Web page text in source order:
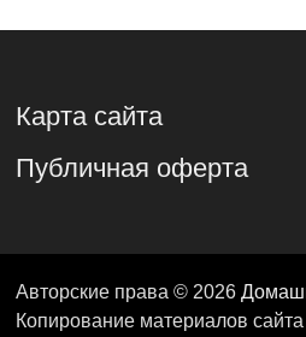
Карта сайта
Публичная оферта
Авторские права © 2026
Копирование материалов